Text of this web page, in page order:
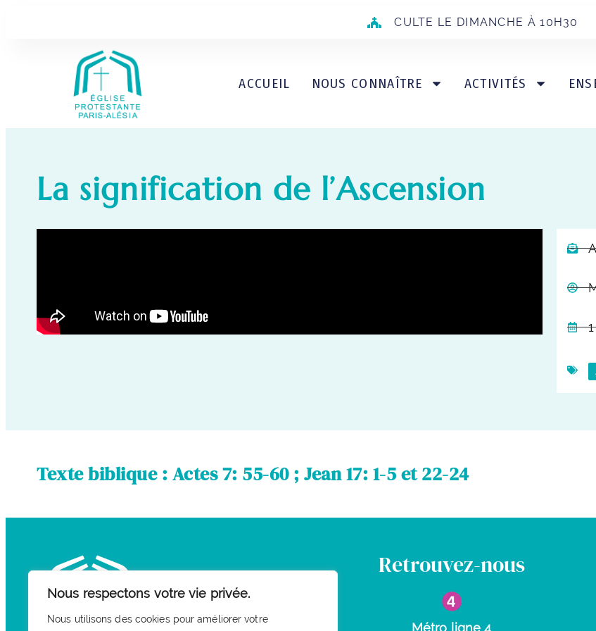
Nous respectons votre vie privée.
Nous utilisons des cookies pour améliorer votre
CULTE LE DIMANCHE À 10H30
ACCUEIL NOUS CONNAÎTRE ACTIVITÉS
La signification de l’Ascension
Texte biblique : Actes 7: 55-60 ; Jean 17: 1-5 et 22-24
Retrouvez-nous
Métro ligne 4